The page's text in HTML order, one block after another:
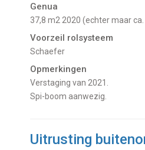
Genua
37,8 m2 2020 (echter maar
Voorzeil rolsysteem
Schaefer
Opmerkingen
Verstaging van 2021.
Spi-boom aanwezig.
Uitrusting